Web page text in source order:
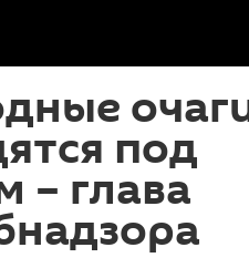
под
– глава